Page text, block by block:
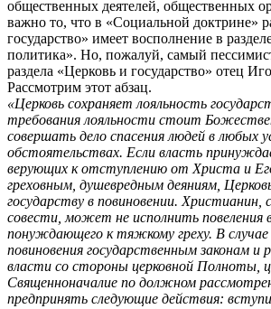
общественных деятелей, общественных
важно то, что в «Социальной доктрине»
государство» имеет восполнение в
политика». Но, пожалуй, самый
раздела «Церковь и государство» отец
Рассмотрим этот абзац.
«Церковь сохраняет лояльность
требования лояльности стоит
совершать дело спасения людей в любых
обстоятельствах. Если власть
верующих к отступлению от Христа и
греховным, душевредным деяниям,
государству в повиновении. Христианин,
совести, может не исполнить повеления
понуждающего к тяжкому греху. В
повиновения государственным законам и
власти со стороны церковной Полноты,
Священноначалие по должном
предпринять следующие действия: